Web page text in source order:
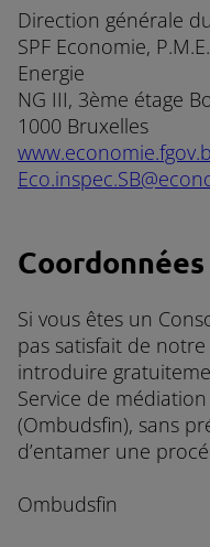
Direction générale
SPF Economie,
Energie
NG III, 3ème étage
1000 Bruxelles
Si vous êtes un
pas satisfait de
introduire
Service de
(Ombudsfin), sans
d’entamer une
Ombudsfin